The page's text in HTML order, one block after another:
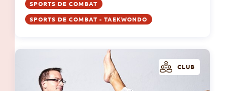
SPORTS DE COMBAT
SPORTS DE COMBAT - TAEKWONDO
CLUB